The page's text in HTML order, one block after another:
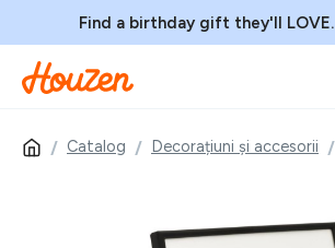
Find a birthday gift they'll LOVE.
Catalog Decorațiuni și accesorii